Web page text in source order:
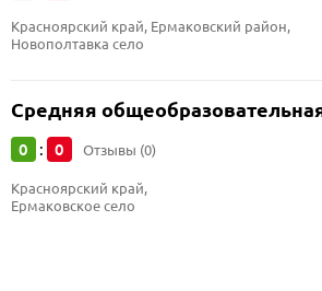
Красноярский край, Ермаковский район,
Новополтавка село
Средняя
0 : 0 Отзывы (0)
Красноярский край,
Ермаковское село